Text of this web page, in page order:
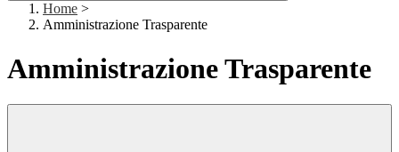
Home >
Amministrazione Trasparente
Amministrazione Trasparente